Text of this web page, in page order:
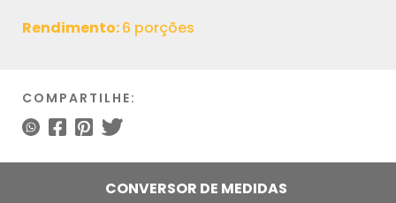
Rendimento:6 porções
COMPARTILHE:
CONVERSOR DE MEDIDAS